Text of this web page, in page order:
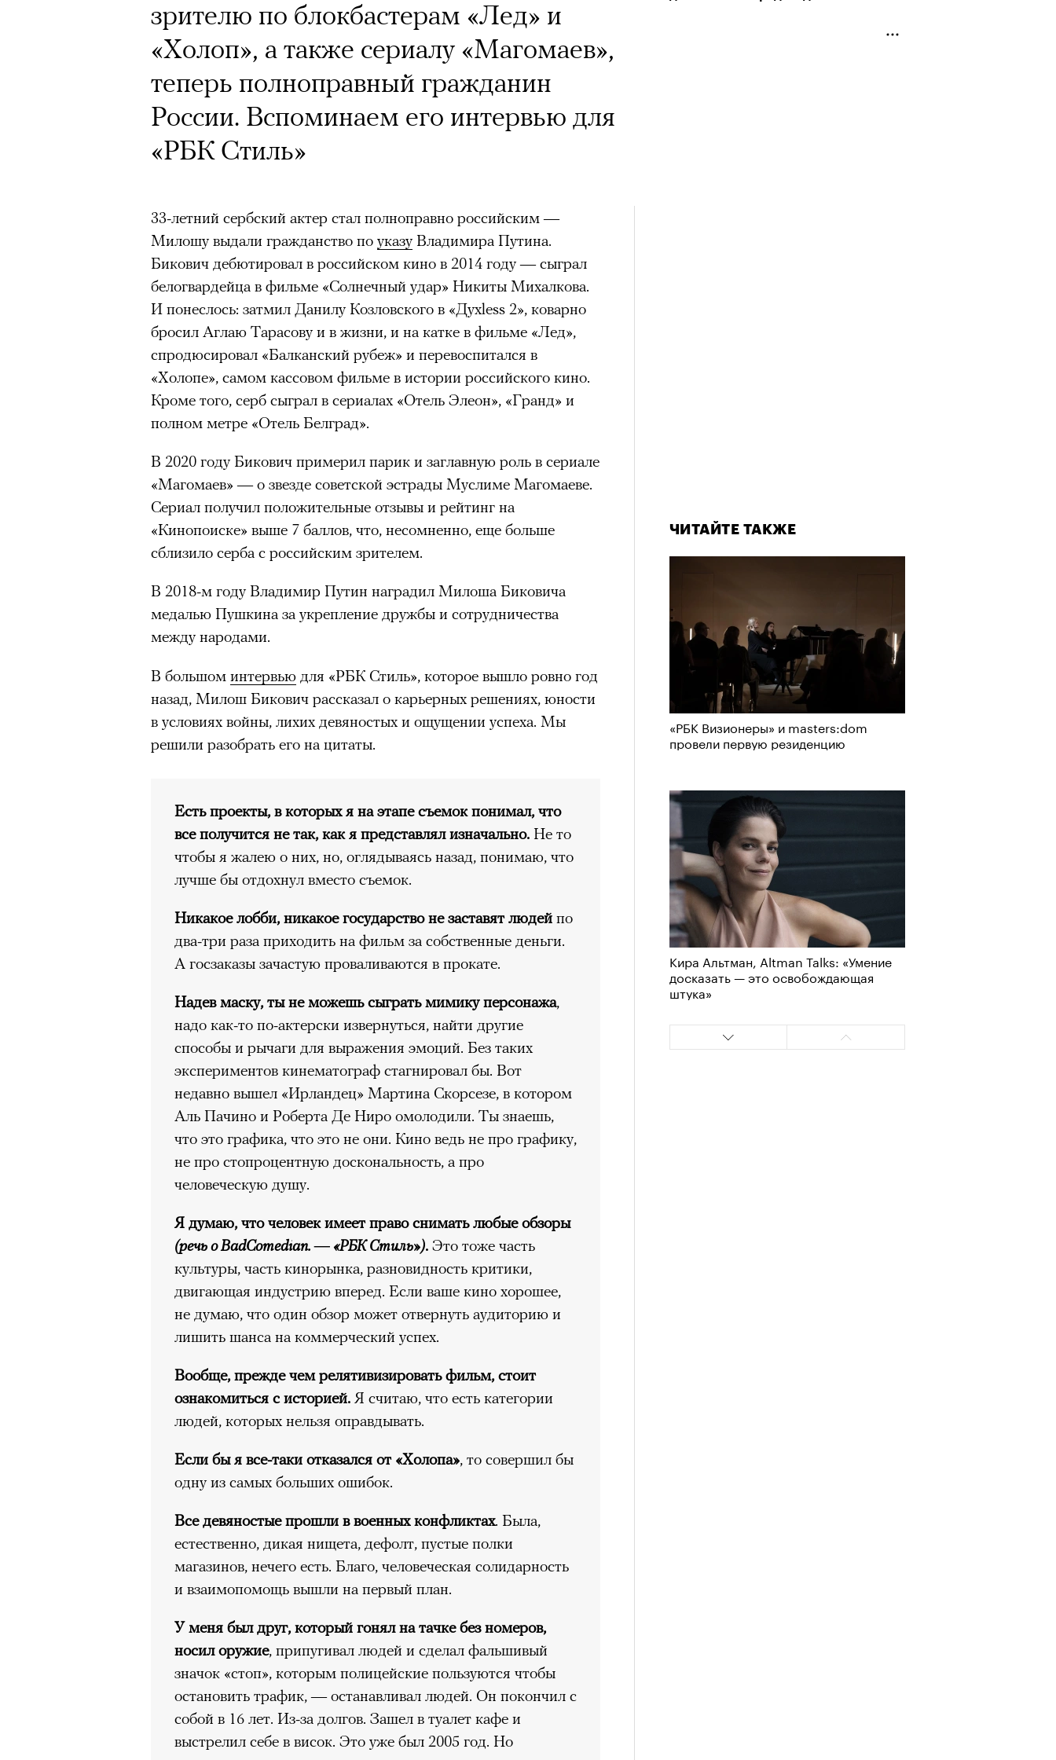
ЧИТАЙТЕ ТАКЖЕ
«РБК Визионеры» и masters:dom
провели первую резиденцию
Кира Альтман, Altman Talks: «Умение
досказать — это освобождающая
штука»
зрителю по блокбастерам «Лед» и
«Холоп», а также сериалу «Магомаев»,
теперь полноправный гражданин
России. Вспоминаем его интервью для
«РБК Стиль»
33-летний сербский актер стал полноправно российским —
Милошу выдали гражданство по указуВладимира Путина.
Бикович дебютировал в российском кино в 2014 году — сыграл
белогвардейца в фильме «Солнечный удар» Никиты Михалкова.
И понеслось: затмил Данилу Козловского в «Духless 2», коварно
бросил Аглаю Тарасову и в жизни, и на катке в фильме «Лед»,
спродюсировал «Балканский рубеж» и перевоспитался в
«Холопе», самом кассовом фильме в истории российского кино.
Кроме того, серб сыграл в сериалах «Отель Элеон», «Гранд» и
полном метре «Отель Белград».
В 2020 году Бикович примерил парик и заглавную роль в сериале
«Магомаев» — о звезде советской эстрады Муслиме Магомаеве.
Сериал получил положительные отзывы и рейтинг на
«Кинопоиске» выше 7 баллов, что, несомненно, еще больше
сблизило серба с российским зрителем.
В 2018-м году Владимир Путин наградил Милоша Биковича
медалью Пушкина за укрепление дружбы и сотрудничества
между народами.
00:00 / 00:00
В большом интервью для «РБК Стиль», которое вышло ровно год
назад, Милош Бикович рассказал о карьерных решениях, юности
в условиях войны, лихих девяностых и ощущении успеха. Мы
решили разобрать его на цитаты.
Есть проекты, в которых я на этапе съемок понимал, что
все получится не так, как я представлял изначально. Не то
чтобы я жалею о них, но, оглядываясь назад, понимаю, что
лучше бы отдохнул вместо съемок.
Никакое лобби, никакое государство не заставят людей по
два-три раза приходить на фильм за собственные деньги.
А госзаказы зачастую проваливаются в прокате.
Надев маску, ты не можешь сыграть мимику персонажа,
надо как-то по-актерски извернуться, найти другие
способы и рычаги для выражения эмоций. Без таких
экспериментов кинематограф стагнировал бы. Вот
недавно вышел «Ирландец» Мартина Скорсезе, в котором
Аль Пачино и Роберта Де Ниро омолодили. Ты знаешь,
что это графика, что это не они. Кино ведь не про графику,
не про стопроцентную доскональность, а про
человеческую душу.
Я думаю, что человек имеет право снимать любые обзоры
(речь о BadComedian. — «РБК Стиль»). Это тоже часть
культуры, часть кинорынка, разновидность критики,
двигающая индустрию вперед. Если ваше кино хорошее,
не думаю, что один обзор может отвернуть аудиторию и
лишить шанса на коммерческий успех.
Вообще, прежде чем релятивизировать фильм, стоит
ознакомиться с историей. Я считаю, что есть категории
людей, которых нельзя оправдывать.
Если бы я все-таки отказался от «Холопа», то совершил бы
одну из самых больших ошибок.
Все девяностые прошли в военных конфликтах. Была,
естественно, дикая нищета, дефолт, пустые полки
магазинов, нечего есть. Благо, человеческая солидарность
и взаимопомощь вышли на первый план.
У меня был друг, который гонял на тачке без номеров,
носил оружие, припугивал людей и сделал фальшивый
значок «стоп», которым полицейские пользуются чтобы
остановить трафик, — останавливал людей. Он покончил с
собой в 16 лет. Из-за долгов. Зашел в туалет кафе и
выстрелил себе в висок. Это уже был 2005 год. Но
«РБК Визионеры» и masters:dom
провели первую резиденцию
Год назад трагически ушел из жизни
Юрий Бутусов, один из важнейших
режиссеров современности и настоящий
визионер. Театровед Кристина
спектаклях, изменивших язык
российского театра
Подписывайтесь на телеграм-канал «РБК Стиль»
В конце июня на сцене Театра им. Пушкина артисты театра
«Сатирикон» сыграли «Чайку» Юрия Бутусова. В спектакле,
вышедшем в 2011 году, участвует тот же актерский состав —
Агриппина Стеклова, Тимофей Трибунцев, Полина Райкина,
Денис Суханов, Марьяна Спивак, Антон Кузнецов; мизансцены
восстанавливали по точным рассказам артистов. Оригинальная
России в 2022 году; ее возвращение после смерти Бутусова,
утонувшего в августе 2025 года в Болгарии, можно назвать данью
памяти. Необходимость в этом остро почувствовали в
Райкин и где до сих пор идет последний российский спектакль
режиссера, «Р» по пьесе Михаила Дурненкова.
Спектакль «Р» Юрия Бутусова в театре «Сатирикон»
© КИРИЛЛ ЗЫКОВ / АГЕНТСТВО «МОСКВА»
Бутусов играл в своей «Чайке» сам — выламываясь из и без того
деконструированной сценической реальности. В нынешней
постпремьере на простую ткань проецируются съемки
отчаянных и, как кажется теперь, прощальных танцев погибшего
режиссера. Эта мертвая петля времени работает мощно — ты
видишь человека, сочинившего все это действо со своим
участием, но отсутствующего в нем. В одном из ранних
спектаклей Бутусова, «Войцеке» Театра им. Ленсовета,
повторялась строчка из Тома Уэйтса «I’ll be gone» — «меня не
будет». Сегодняшнее вторжение экранного Бутусова в плоть
спектакля маркирует собой призрачное, отсутствующее. Это не
идет Бутусову — он ведь был рок-иконой для людей от 20 лет и
старше, но сейчас мы видим на тонкой, сбившейся ткани
безвозвратно ушедшее время.
Эта мертвая петля времени
работает мощно — ты
видишь человека,
сочинившего все это
действо со своим участием,
но отсутствующего в нем.